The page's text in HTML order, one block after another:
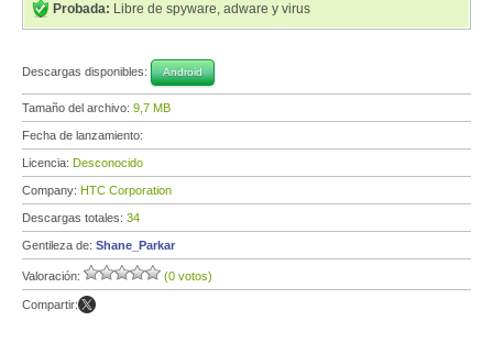
Probada: Libre de spyware, adware y virus
Descargas disponibles: Android
Tamaño del archivo: 9,7 MB
Fecha de lanzamiento:
Licencia: Desconocido
Company: HTC Corporation
Descargas totales: 34
Gentileza de: Shane_Parkar
Valoración: (0 votos)
Compartir: